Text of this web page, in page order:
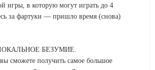
игры, в которую могут играть до 4
за фартуки — пришло время (снова)
БЕЗУМИЕ.
сможете получить самое большое